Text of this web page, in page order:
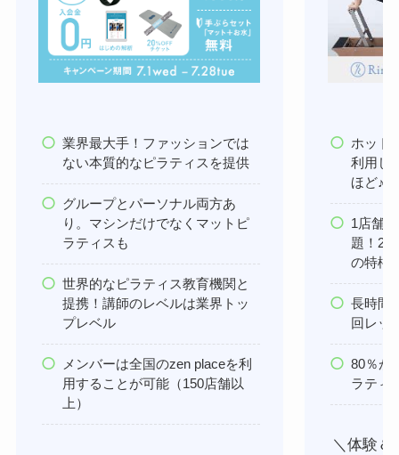
業界最大手！ファッションでは
ない本質的なピラティスを提供
グループとパーソナル両方あ
り。マシンだけでなくマットピ
ラティスも
世界的なピラティス教育機関と
提携！講師のレベルは業界トッ
プレベル
メンバーは全国のzen placeを利
用することが可能（150店舗以
上）
ホット
利用し
ほど♪
1店舗
題！2
の特権
長時間
回レッ
80％が
ラティ
＼体験＆